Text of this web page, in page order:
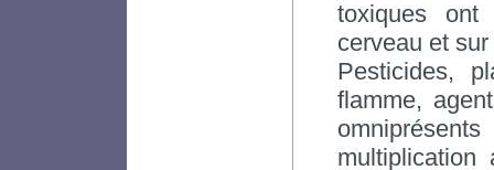
toxiques ont
cerveau et
Pesticides,
flamme,
multiplication